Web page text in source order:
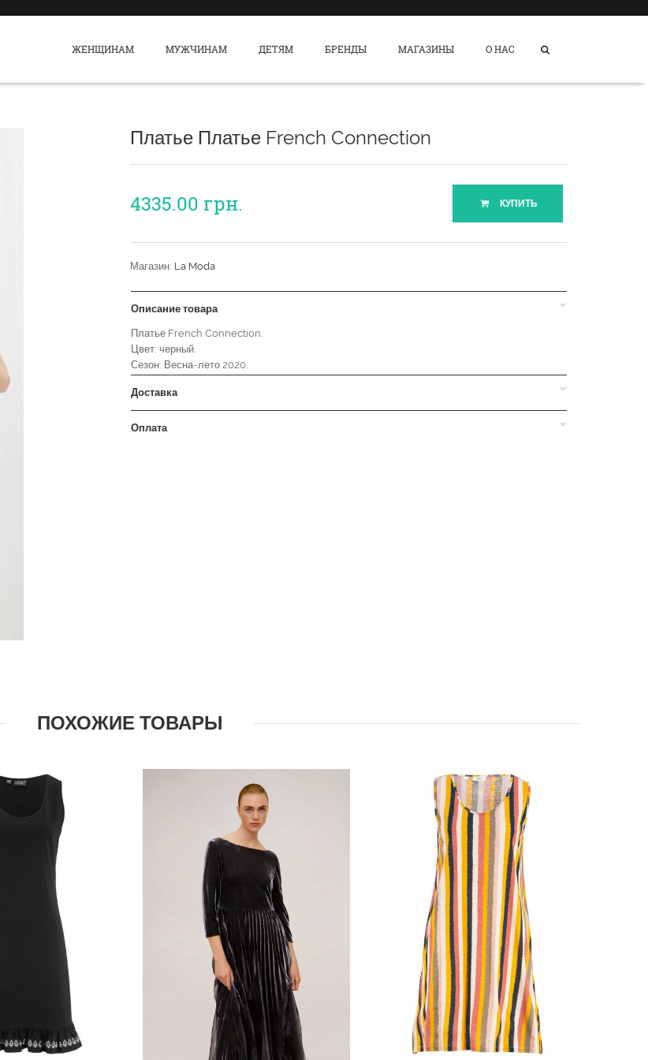
ЖЕНЩИНАМ МУЖЧИНАМ ДЕТЯМ БРЕНДЫ МАГАЗИНЫ О НАС
Платье Платье French Connection
4335.00 грн. КУПИТЬ
Магазин: La Moda
Описание товара
Платье French Connection.
Цвет: черный.
Сезон: Весна-лето 2020.
Доставка
Оплата
ПОХОЖИЕ ТОВАРЫ